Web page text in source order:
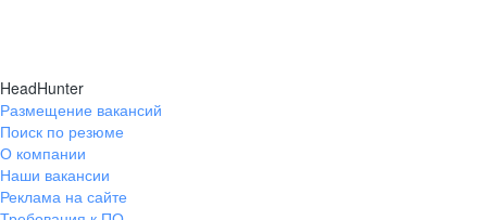
HeadHunter
Размещение вакансий
Поиск по резюме
О компании
Наши вакансии
Реклама на сайте